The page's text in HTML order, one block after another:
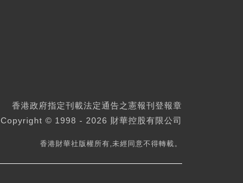
香港政府指定刊載法定通告之憲報刊登報章
Copyright © 1998 - 2026 財華控股有限公司
香港財華社版權所有,未經同意不得轉載。